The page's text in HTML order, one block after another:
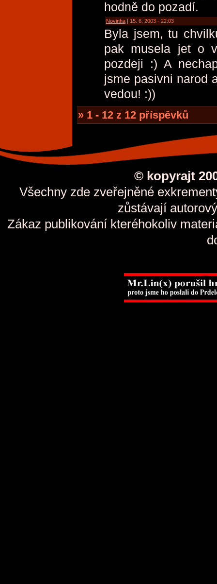
hodně do pozadí.
Novinha | 15. 6. 2003 - 22:03
Byla jsem, tu
pak musela jet o
pozdeji :) A
jsme pasivni narod
vedou! :))
» 1 - 12 z 12 příspěvků
© kopyrajt
Všechny zde zveřejněné
zůstávají
Zákaz publikování kteréhokoliv